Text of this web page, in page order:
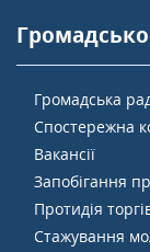
Громадська
Спостережна
Вакансії
Запобігання
Протидія
Стажування